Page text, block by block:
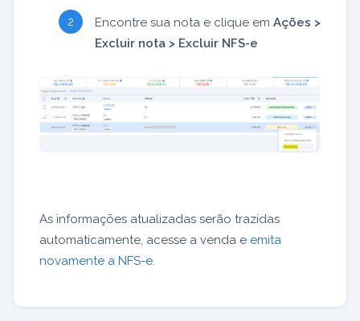
Encontre sua nota e clique em Ações >
Excluir nota > Excluir NFS-e
As informações atualizadas serão trazidas
automaticamente, acesse a venda e emita
novamente a NFS-e.